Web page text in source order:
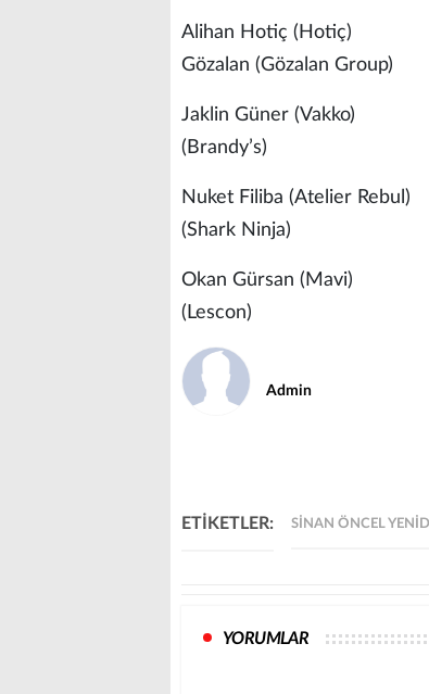
Alihan Hotiç
Gözalan (Gözalan Group)
Jaklin Güner
(Brandy’s)
Nuket Filiba
(Shark Ninja)
Okan Gürsan
(Lescon)
Admin
ETİKETLER: SINAN ÖNCEL
YORUMLAR